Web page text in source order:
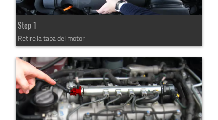
Step 1
Retire la tapa del motor